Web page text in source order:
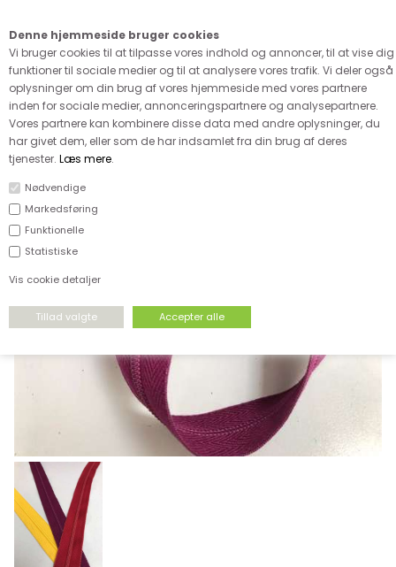
Denne hjemmeside bruger cookies
Vi bruger cookies til at tilpasse vores indhold og annoncer, til at vise dig
funktioner til sociale medier og til at analysere vores trafik. Vi deler også
oplysninger om din brug af vores hjemmeside med vores partnere
inden for sociale medier, annonceringspartnere og analysepartnere.
Vores partnere kan kombinere disse data med andre oplysninger, du
har givet dem, eller som de har indsamlet fra din brug af deres
tjenester. Læs mere.
Nødvendige
Markedsføring
Funktionelle
Statistiske
Vis cookie detaljer
FORSIDE›TILBEHØR›